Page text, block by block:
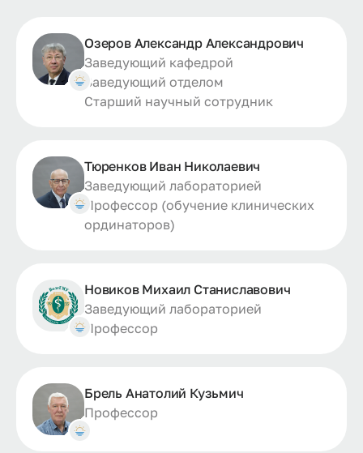
Озеров Александр Александрович
Заведующий кафедрой
Заведующий отделом
Старший научный сотрудник
Тюренков Иван Николаевич
Заведующий лабораторией
Профессор (обучение клинических
ординаторов)
Новиков Михаил Станиславович
Заведующий лабораторией
Профессор
Брель Анатолий Кузьмич
Профессор